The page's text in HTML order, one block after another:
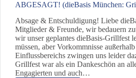
ABGESAGT! (dieBasis München:
Absage & Entschuldigung! Liebe
Mitglieder & Freunde, wir bedauern
wir unser geplantes dieBasis-Grillfest
müssen, aber Vorkommnisse außerhalb
Einflussbereichs zwingen uns leider
Grillfest war als ein Dankeschön an
Engagierten und auch…